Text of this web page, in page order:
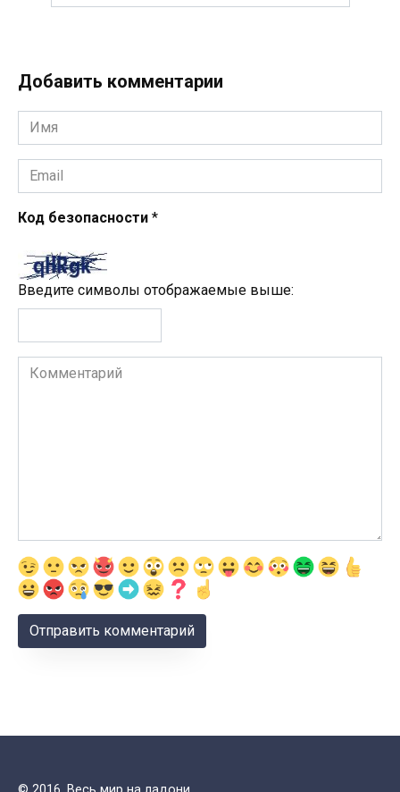
Добавить комментарии
Имя
*
Email
*
Код безопасности *
Введите символы отображаемые выше:
Комментарий